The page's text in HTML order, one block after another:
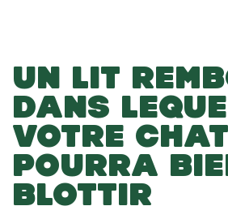
UN LIT
DANS
VOTRE CHAT
POURRA
BLOTTIR